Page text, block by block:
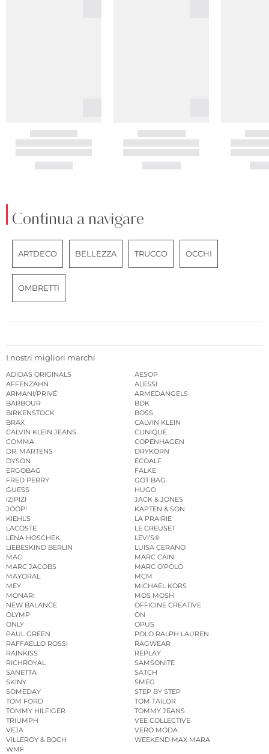
Continua a navigare
ARTDECO BELLEZZA TRUCCO OCCHI
OMBRETTI
I nostri migliori marchi
ADIDAS ORIGINALS
AESOP
AFFENZAHN
ALESSI
ARMANI/PRIVÉ
ARMEDANGELS
BARBOUR
BDK
BIRKENSTOCK
BOSS
BRAX
CALVIN KLEIN
CALVIN KLEIN JEANS
CLINIQUE
COMMA
COPENHAGEN
DR. MARTENS
DRYKORN
DYSON
ECOALF
ERGOBAG
FALKE
FRED PERRY
GOT BAG
GUESS
HUGO
IZIPIZI
JACK & JONES
JOOP!
KAPTEN & SON
KIEHL’S
LA PRAIRIE
LACOSTE
LE CREUSET
LENA HOSCHEK
LEVI’S®
LIEBESKIND BERLIN
LUISA CERANO
MAC
MARC CAIN
MARC JACOBS
MARC O’POLO
MAYORAL
MCM
MEY
MICHAEL KORS
MONARI
MOS MOSH
NEW BALANCE
OFFICINE CREATIVE
OLYMP
ON
ONLY
OPUS
PAUL GREEN
POLO RALPH LAUREN
RAFFAELLO ROSSI
RAGWEAR
RAINKISS
REPLAY
RICHROYAL
SAMSONITE
SANETTA
SATCH
SKINY
SMEG
SOMEDAY
STEP BY STEP
TOM FORD
TOM TAILOR
TOMMY HILFIGER
TOMMY JEANS
TRIUMPH
VEE COLLECTIVE
VEJA
VERO MODA
VILLEROY & BOCH
WEEKEND MAX MARA
WMF